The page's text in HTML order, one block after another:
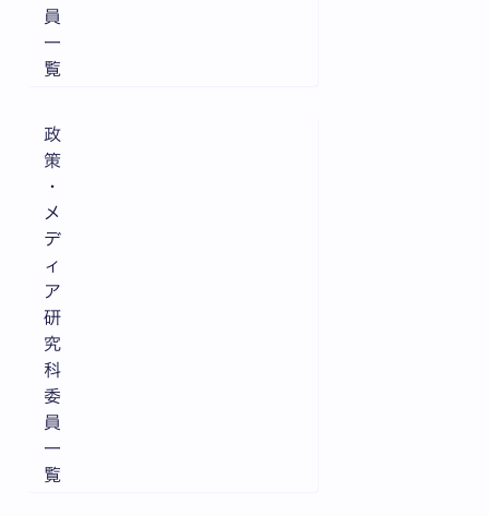
員
一
覧
政
策
・
メ
デ
ィ
ア
研
究
科
委
員
一
覧